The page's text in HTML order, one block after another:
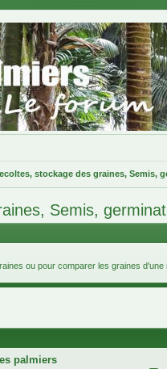
stockage des graines, Semis,
Semis,
ou pour comparer les graines d'une
palmiers